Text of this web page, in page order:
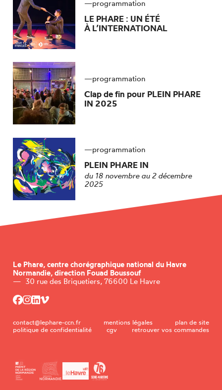
—programmation
LE PHARE : UN ÉTÉ
À L’INTERNATIONAL
—programmation
Clap de fin pourPLEIN PHARE
IN 2025
—programmation
PLEIN PHARE IN
du 18 novembre au 2 décembre
2025
Le Phare, centre chorégraphique national du Havre
Normandie, direction Fouad Boussouf
— 30 rue des Briquetiers, 76600 Le Havre
contact@lephare-ccn.fr mentions légales
plan de site
politique de confidentialité
cgv retrouver vos commandes